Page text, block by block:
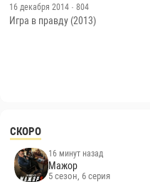
16 декабря 2014 · 804
Игра в правду (2013)
СКОРО
16 минут назад
Мажор
5 сезон, 6 серия